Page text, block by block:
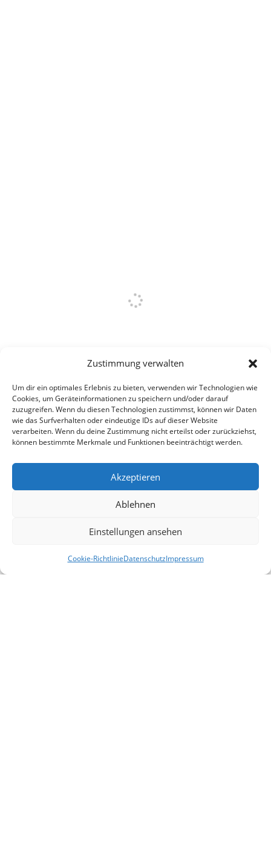
Zustimmung verwalten
Um dir ein optimales Erlebnis zu bieten, verwenden wir Technologien wie
Cookies, um Geräteinformationen zu speichern und/oder darauf
zuzugreifen. Wenn du diesen Technologien zustimmst, können wir Daten
wie das Surfverhalten oder eindeutige IDs auf dieser Website
verarbeiten. Wenn du deine Zustimmung nicht erteilst oder zurückziehst,
können bestimmte Merkmale und Funktionen beeinträchtigt werden.
Akzeptieren
Ablehnen
Einstellungen ansehen
Cookie-RichtlinieDatenschutzImpressum